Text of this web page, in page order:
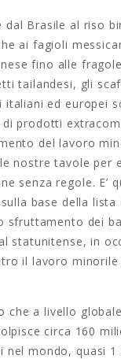
dal Brasile al riso
ai fagioli
fino alle fragole
tailandesi, gli
italiani ed europei
prodotti
del lavoro
nostre tavole per
senza regole. E’
base della
sfruttamento dei
statunitense, in
il lavoro minorile
che a livello
circa 160
nel mondo, quasi 1